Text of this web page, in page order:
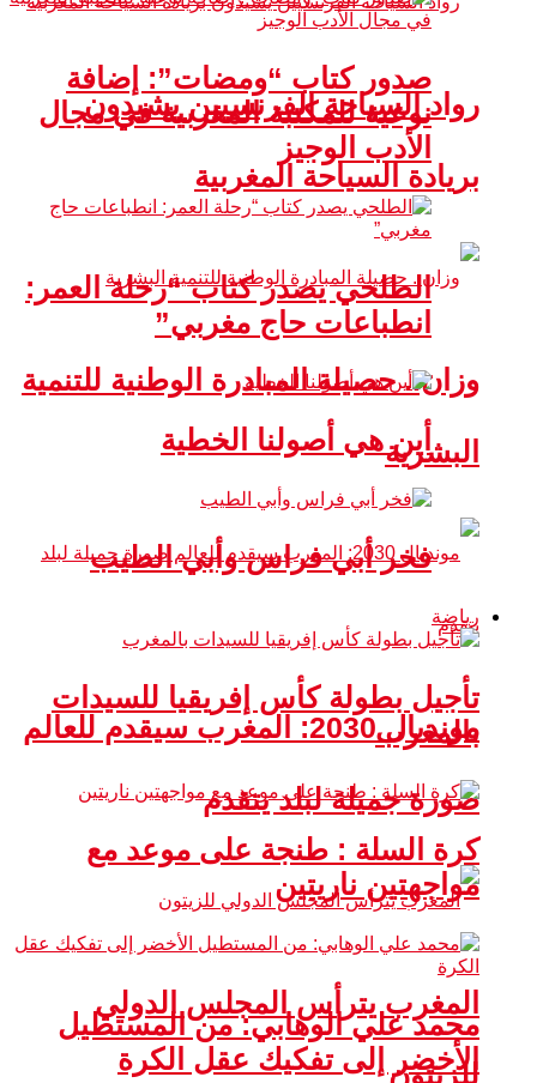
رواد السياحة الفرنسيين يشيدون
بريادة السياحة المغربية
وزان.. حصيلة المبادرة الوطنية للتنمية
البشرية
مونديال 2030: المغرب سيقدم للعالم
صورة جميلة لبلد يتقدم
المغرب يترأس المجلس الدولي
للزيتون
صدور كتاب “ومضات”: إضافة
نوعية للمكتبة المغربية في مجال
الأدب الوجيز
الطلحي يصدر كتاب “رحلة العمر:
انطباعات حاج مغربي”
أين هي أصولنا الخطية
فخر أبي فراس وأبي الطيب
رياضة
تأجيل بطولة كأس إفريقيا للسيدات
بالمغرب
كرة السلة : طنجة على موعد مع
مواجهتين ناريتين
محمد علي الوهابي: من المستطيل
الأخضر إلى تفكيك عقل الكرة